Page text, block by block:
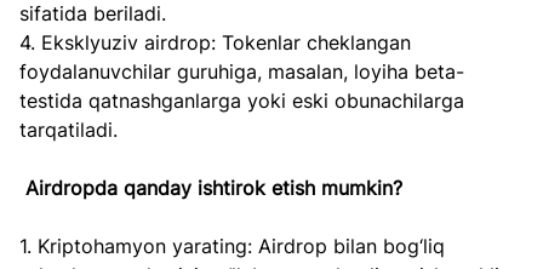
sifatida beriladi.
4. Eksklyuziv airdrop: Tokenlar cheklangan
foydalanuvchilar guruhiga, masalan, loyiha beta-
testida qatnashganlarga yoki eski obunachilarga
tarqatiladi.
Airdropda qanday ishtirok etish mumkin?
1. Kriptohamyon yarating: Airdrop bilan bog‘liq